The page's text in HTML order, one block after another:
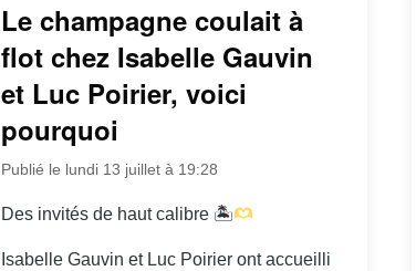
Le champagne coulait à
flot chez Isabelle Gauvin
et Luc Poirier, voici
pourquoi
Publié le lundi 13 juillet à 19:28
Des invités de haut calibre 🏝
Isabelle Gauvin et Luc Poirier ont accueilli